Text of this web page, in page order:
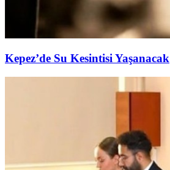
Kepez’de Su Kesintisi Yaşanacak